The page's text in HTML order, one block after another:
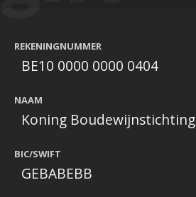
REKENINGNUMMER
BE10 0000 0000 0404
NAAM
Koning Boudewijnstichting
BIC/SWIFT
GEBABEBB